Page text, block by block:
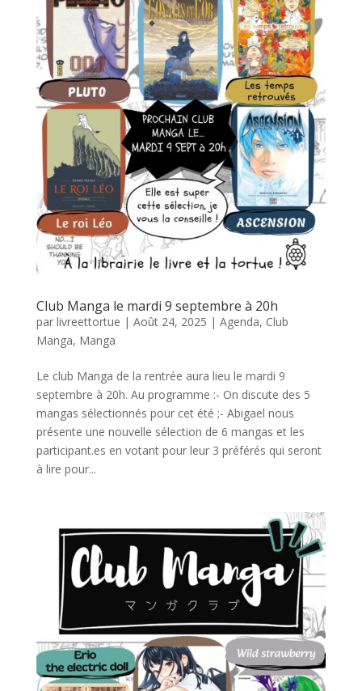
Club Manga le mardi 9 septembre à 20h
par livreettortue | Août 24, 2025 | Agenda, Club
Manga, Manga
Le club Manga de la rentrée aura lieu le mardi 9
septembre à 20h. Au programme :- On discute des 5
mangas sélectionnés pour cet été ;- Abigael nous
présente une nouvelle sélection de 6 mangas et les
participant.es en votant pour leur 3 préférés qui seront
à lire pour...